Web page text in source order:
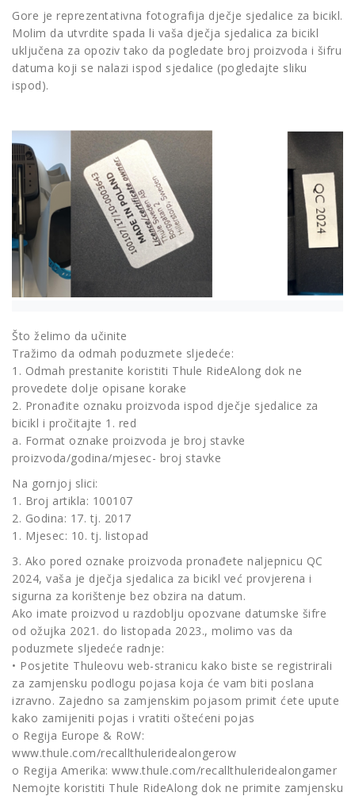
Gore je reprezentativna fotografija dječje sjedalice za bicikl.
Molim da utvrdite spada li vaša dječja sjedalica za bicikl
uključena za opoziv tako da pogledate broj proizvoda i šifru
datuma koji se nalazi ispod sjedalice (pogledajte sliku
ispod).
Što želimo da učinite
Tražimo da odmah poduzmete sljedeće:
1. Odmah prestanite koristiti Thule RideAlong dok ne
provedete dolje opisane korake
2. Pronađite oznaku proizvoda ispod dječje sjedalice za
bicikl i pročitajte 1. red
a. Format oznake proizvoda je broj stavke
proizvoda/godina/mjesec- broj stavke
Na gornjoj slici:
1. Broj artikla: 100107
2. Godina: 17. tj. 2017
1. Mjesec: 10. tj. listopad
3. Ako pored oznake proizvoda pronađete naljepnicu QC
2024, vaša je dječja sjedalica za bicikl već provjerena i
sigurna za korištenje bez obzira na datum.
Ako imate proizvod u razdoblju opozvane datumske šifre
od ožujka 2021. do listopada 2023., molimo vas da
poduzmete sljedeće radnje:
• Posjetite Thuleovu web-stranicu kako biste se registrirali
za zamjensku podlogu pojasa koja će vam biti poslana
izravno. Zajedno sa zamjenskim pojasom primit ćete upute
kako zamijeniti pojas i vratiti oštećeni pojas
o Regija Europe & RoW:
www.thule.com/recallthuleridealongerow
o Regija Amerika: www.thule.com/recallthuleridealongamer
Nemojte koristiti Thule RideAlong dok ne primite zamjensku